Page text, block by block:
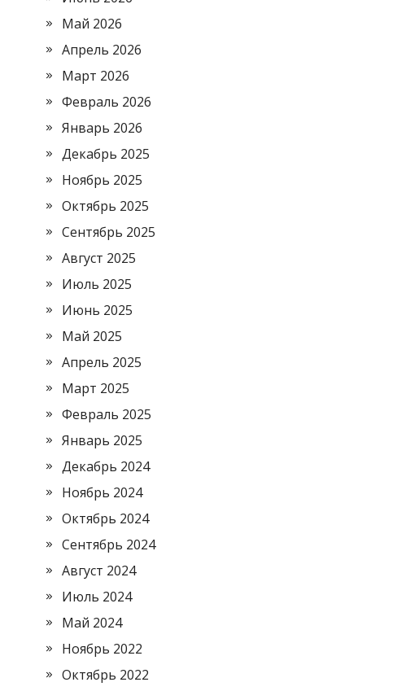
Май 2026
Апрель 2026
Март 2026
Февраль 2026
Январь 2026
Декабрь 2025
Ноябрь 2025
Октябрь 2025
Сентябрь 2025
Август 2025
Июль 2025
Июнь 2025
Май 2025
Апрель 2025
Март 2025
Февраль 2025
Январь 2025
Декабрь 2024
Ноябрь 2024
Октябрь 2024
Сентябрь 2024
Август 2024
Июль 2024
Май 2024
Ноябрь 2022
Октябрь 2022